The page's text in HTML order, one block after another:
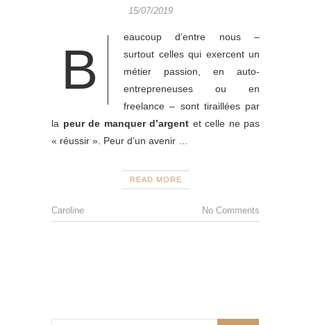
15/07/2019
B
eaucoup d’entre nous –
surtout celles qui exercent un
métier passion, en auto-
entrepreneuses ou en
freelance – sont tiraillées par
la peur de manquer d’argent et celle ne pas
« réussir ». Peur d’un avenir
READ MORE
Caroline No Comments